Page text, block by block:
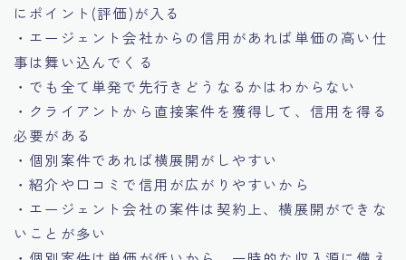
にポイント(評価)が入る
・エージェント会社からの信用があれば単価の高い仕
事は舞い込んでくる
・でも全て単発で先行きどうなるかはわからない
・クライアントから直接案件を獲得して、信用を得る
必要がある
・個別案件であれば横展開がしやすい
・紹介や口コミで信用が広がりやすいから
・エージェント会社の案件は契約上、横展開ができな
いことが多い